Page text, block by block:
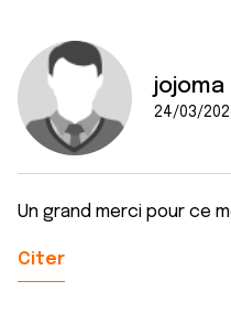
jojoma
24/03/
Un grand merci pour ce
Citer